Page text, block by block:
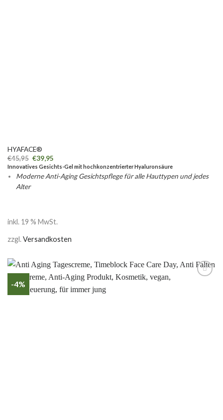
HYAFACE®
€45,95 €39,95
Innovatives Gesichts-Gel mit hochkonzentrierter Hyaluronsäure
Moderne Anti-Aging Gesichtspflege für alle Hauttypen und jedes
Alter
inkl. 19 % MwSt.
zzgl.Versandkosten
-4%